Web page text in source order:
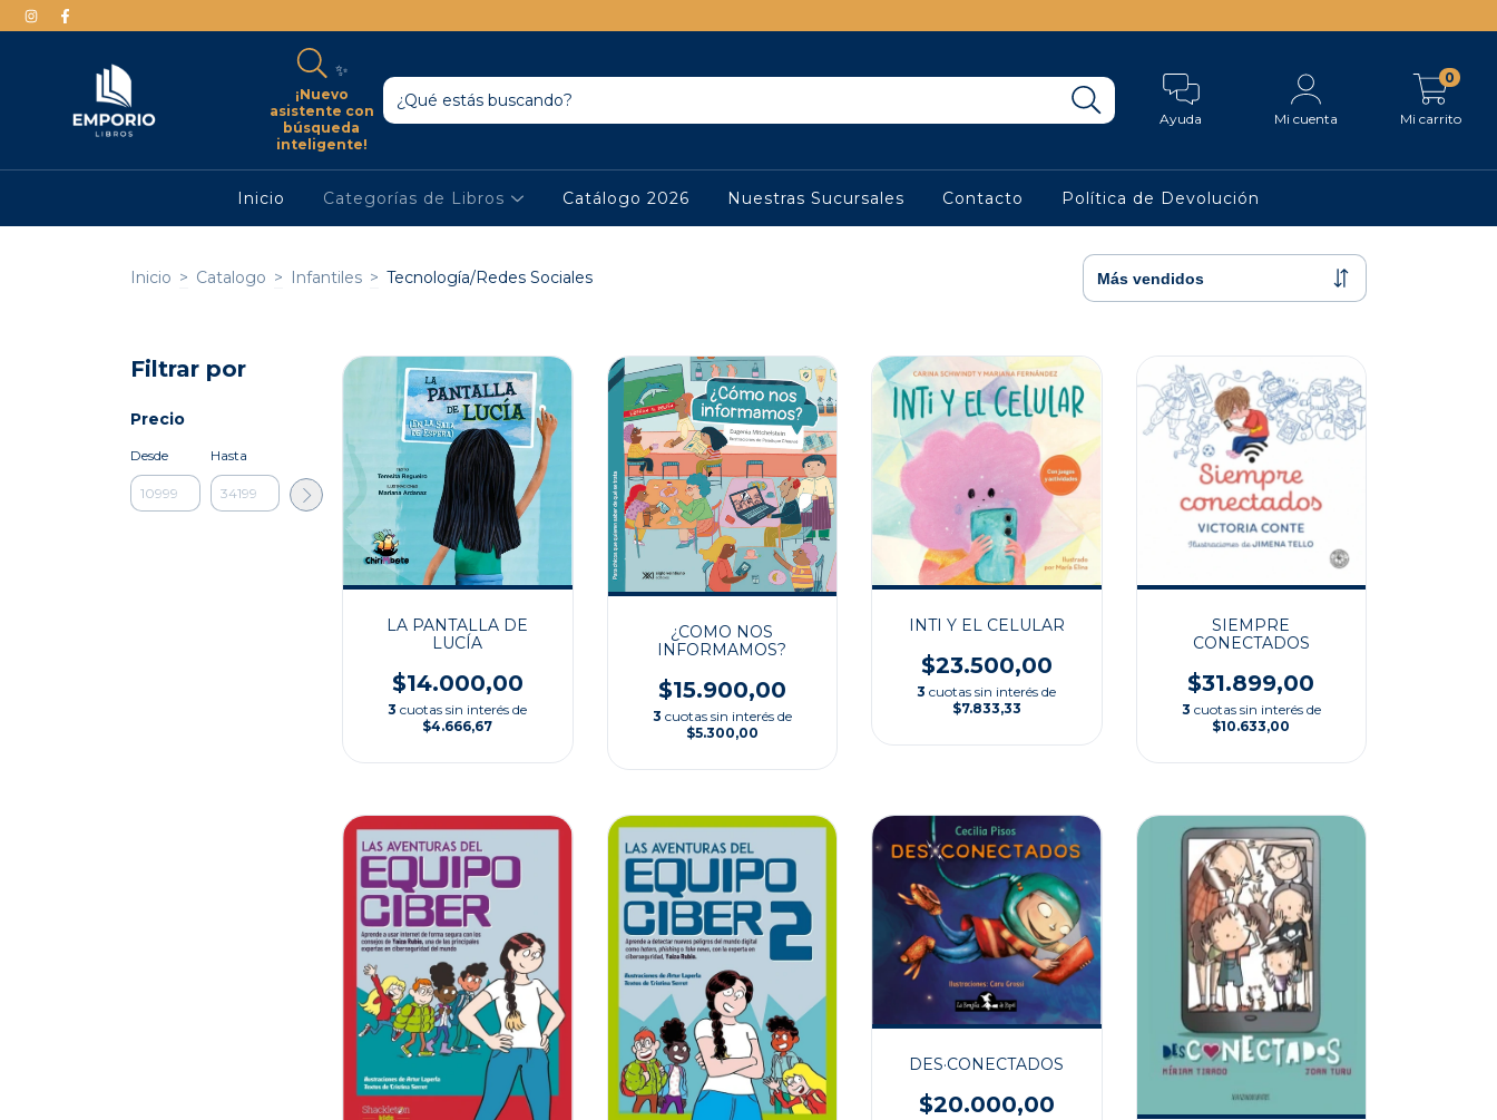
✨
¡Nuevo
asistente con
búsqueda
inteligente!
Ayuda Mi cuenta Mi carrito
0
Inicio Categorías de Libros Catálogo 2026 Nuestras Sucursales Contacto Política de Devolución
Inicio > Catalogo > Infantiles > Tecnología/Redes Sociales
Filtrar por
Precio
Desde Hasta
LA PANTALLA DE
LUCÍA
$14.000,00
3 cuotas sin interés de
$4.666,67
¿COMO NOS
INFORMAMOS?
$15.900,00
3 cuotas sin interés de
$5.300,00
INTI Y EL CELULAR
$23.500,00
3 cuotas sin interés de
$7.833,33
SIEMPRE
CONECTADOS
$31.899,00
3 cuotas sin interés de
$10.633,00
DES·CONECTADOS
$20.000,00